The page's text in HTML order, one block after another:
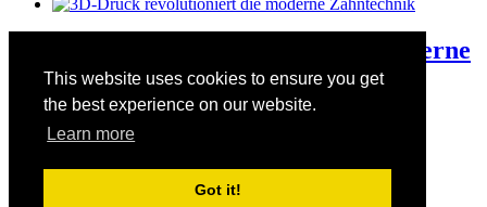
This website uses cookies to ensure you get
the best experience on our website.
Learn more
Got it!
3D-Druck revolutioniert die moderne
Zahntechnik
Der Valentinstag am 14. Februar